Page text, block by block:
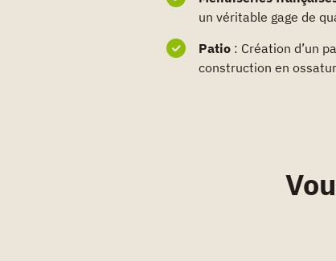
un véritable gage de
Patio : Création d’un
construction en